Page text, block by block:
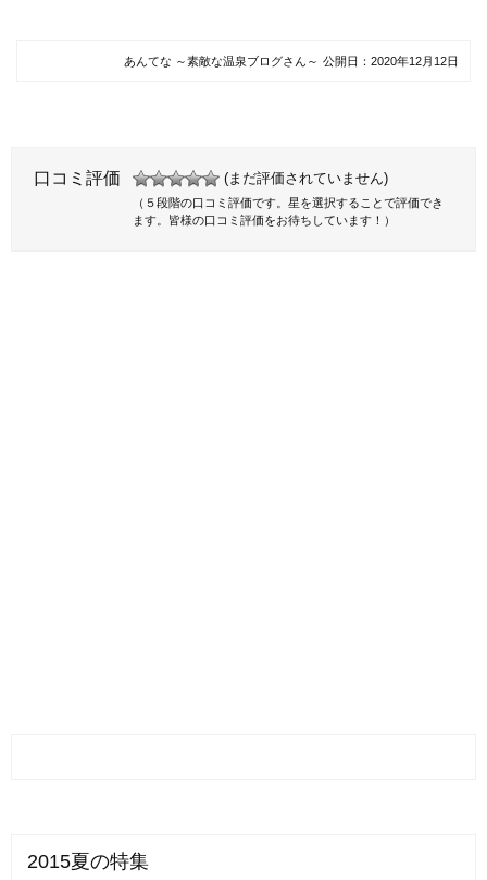
あんてな ～素敵な温泉ブログさん～ 公開日： 2020年12月12日
口コミ評価 (まだ評価されていません)
（５段階の口コミ評価です。星を選択することで評価でき
ます。皆様の口コミ評価をお待ちしています！）
2015夏の特集